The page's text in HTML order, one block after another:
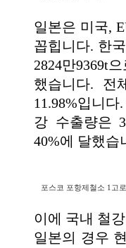
일본은 미국,
꼽힙니다. 한
2824만9369t
했습니다. 전
11.98%입니
강 수출량은
40%에 달했습
포스코 포항제철소 1고
이에 국내 철
일본의 경우